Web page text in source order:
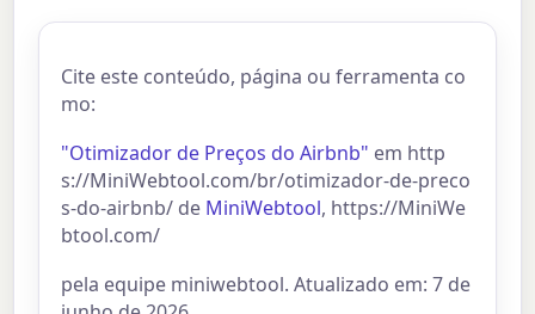
Cite este conteúdo, página ou ferramenta co
mo:
"Otimizador de Preços do Airbnb" em http
s://MiniWebtool.com/br/otimizador-de-preco
s-do-airbnb/ de MiniWebtool, https://MiniWe
btool.com/
pela equipe miniwebtool. Atualizado em: 7 de